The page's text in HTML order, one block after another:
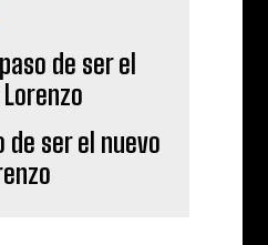
de ser el nuevo